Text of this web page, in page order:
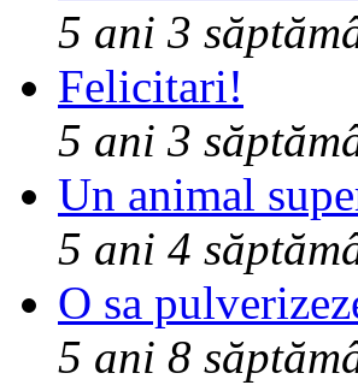
5 ani 3
Felicitari!
5 ani 3
Un animal
5 ani 4
O sa
5 ani 8